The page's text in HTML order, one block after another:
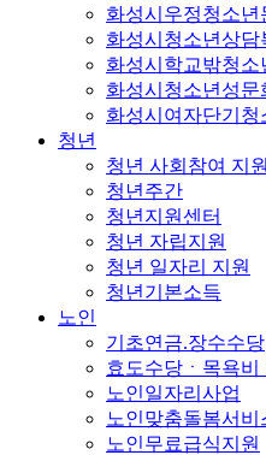
화성시우정청소년
화성시청소년상담
화성시학교밖청소
화성시청소년성문
화성시여자단기청
청년
청년 사회참여 지원
청년주간
청년지원센터
청년 자립지원
청년 일자리 지원
청년기본소득
노인
기초연금.장수수당
효도수당ㆍ목욕비
노인일자리사업
노인맞춤돌봄서비
노인무료급식지원